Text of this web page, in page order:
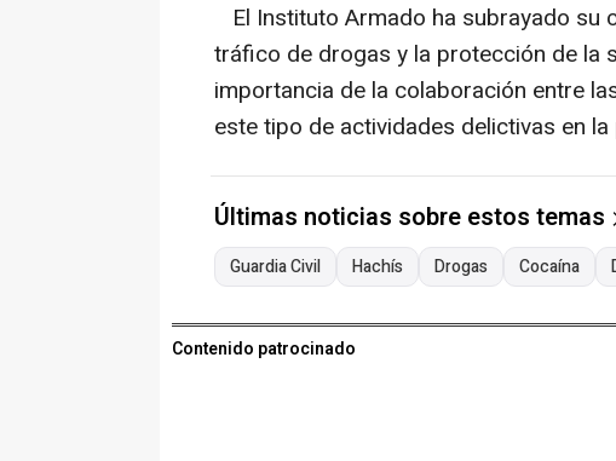
El Instituto Armado ha subrayado su
tráfico de drogas y la protección de la
importancia de la colaboración entre
este tipo de actividades delictivas en la
Últimas noticias sobre estos temas
Guardia Civil Hachís Drogas Cocaína
Contenido patrocinado